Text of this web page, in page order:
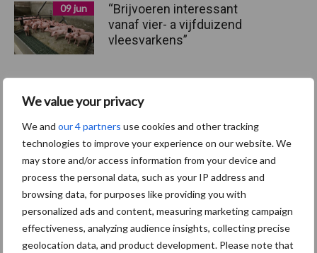
We value your privacy
We and our 4 partners use cookies and other tracking
technologies to improve your experience on our website. We
may store and/or access information from your device and
process the personal data, such as your IP address and
browsing data, for purposes like providing you with
personalized ads and content, measuring marketing campaign
effectiveness, analyzing audience insights, collecting precise
geolocation data, and product development. Please note that
09 jun
“Brijvoeren interessant
vanaf vier- a vijfduizend
vleesvarkens”
29 apr
Onverteerbaar eiwit in
en
Toon meer